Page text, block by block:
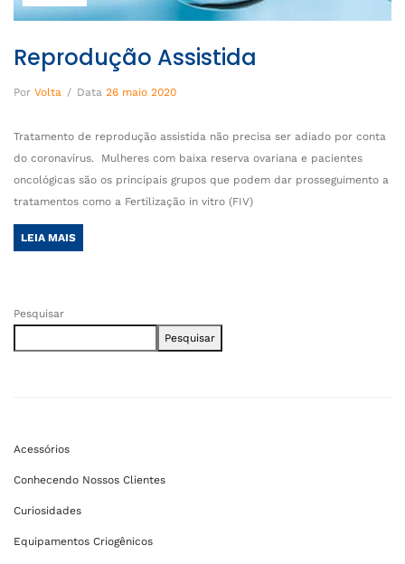
Reprodução Assistida
Por Volta / Data 26 maio 2020
Tratamento de reprodução assistida não precisa ser adiado por conta
do coronavírus. Mulheres com baixa reserva ovariana e pacientes
oncológicas são os principais grupos que podem dar prosseguimento a
tratamentos como a Fertilização in vitro (FIV)
LEIA MAIS
Pesquisar
Pesquisar
Acessórios
Conhecendo Nossos Clientes
Curiosidades
Equipamentos Criogênicos